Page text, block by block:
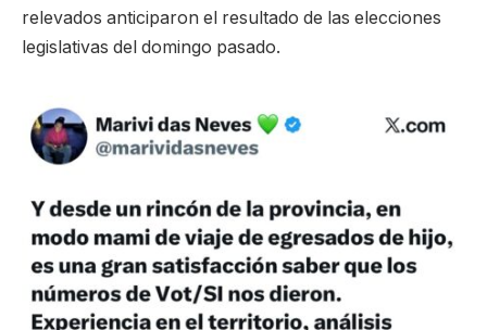
relevados anticiparon el resultado de las elecciones
legislativas del domingo pasado.